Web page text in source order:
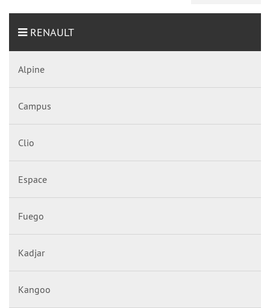
RENAULT
Alpine
Campus
Clio
Espace
Fuego
Kadjar
Kangoo